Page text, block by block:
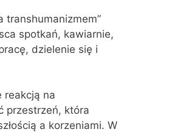
transhumanizmem”
spotkań, kawiarnie,
dzielenie się i
reakcją na
przestrzeń, która
a korzeniami. W